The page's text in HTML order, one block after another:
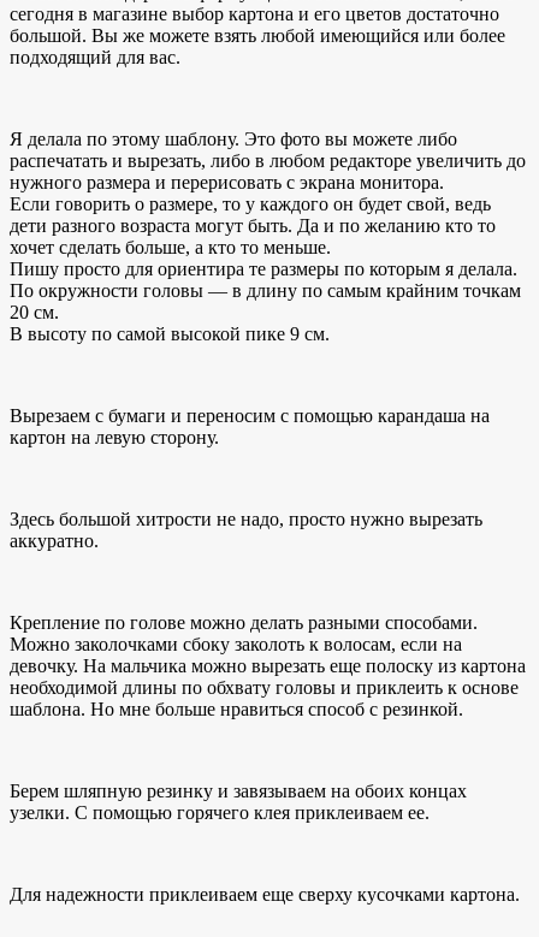
сегодня в магазине выбор картона и его цветов достаточно
большой. Вы же можете взять любой имеющийся или более
подходящий для вас.
Я делала по этому шаблону. Это фото вы можете либо
распечатать и вырезать, либо в любом редакторе увеличить до
нужного размера и перерисовать с экрана монитора.
Если говорить о размере, то у каждого он будет свой, ведь
дети разного возраста могут быть. Да и по желанию кто то
хочет сделать больше, а кто то меньше.
Пишу просто для ориентира те размеры по которым я делала.
По окружности головы — в длину по самым крайним точкам
20 см.
В высоту по самой высокой пике 9 см.
Вырезаем с бумаги и переносим с помощью карандаша на
картон на левую сторону.
Здесь большой хитрости не надо, просто нужно вырезать
аккуратно.
Крепление по голове можно делать разными способами.
Можно заколочками сбоку заколоть к волосам, если на
девочку. На мальчика можно вырезать еще полоску из картона
необходимой длины по обхвату головы и приклеить к основе
шаблона. Но мне больше нравиться способ с резинкой.
Берем шляпную резинку и завязываем на обоих концах
узелки. С помощью горячего клея приклеиваем ее.
Для надежности приклеиваем еще сверху кусочками картона.